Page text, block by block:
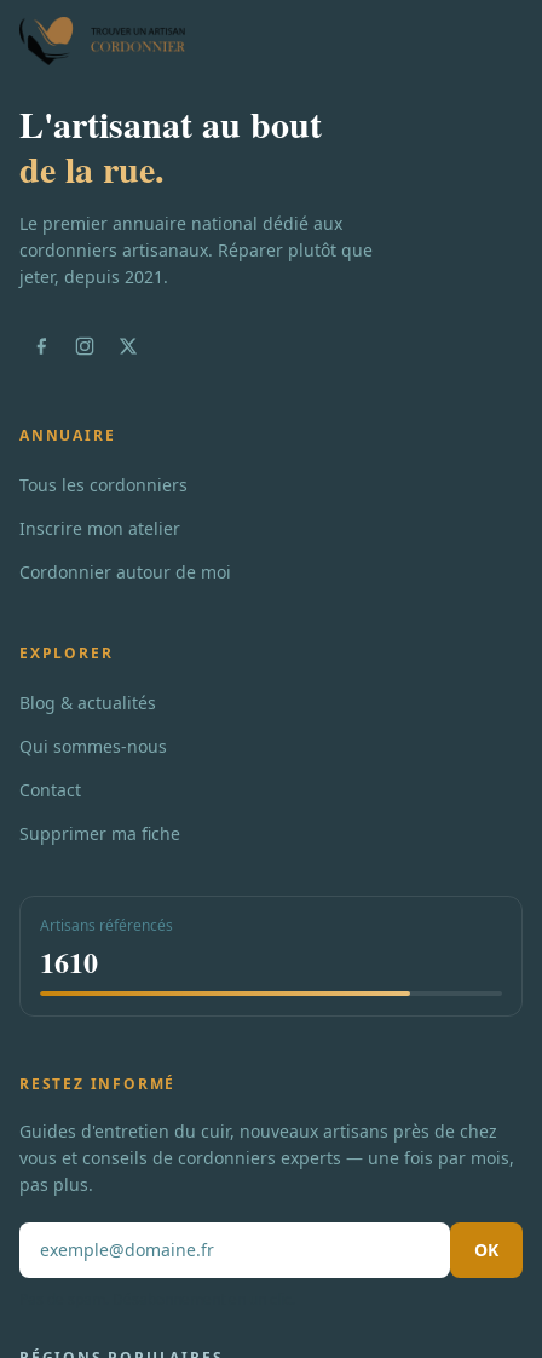
L'artisanat au bout
de la rue.
Le premier annuaire national dédié aux
cordonniers artisanaux. Réparer plutôt que
jeter, depuis 2021.
ANNUAIRE
Tous les cordonniers
Inscrire mon atelier
Cordonnier autour de moi
EXPLORER
Blog & actualités
Qui sommes-nous
Contact
Supprimer ma fiche
Artisans référencés
1610
RESTEZ INFORMÉ
Guides d'entretien du cuir, nouveaux artisans près de chez
vous et conseils de cordonniers experts — une fois par mois,
pas plus.
OK